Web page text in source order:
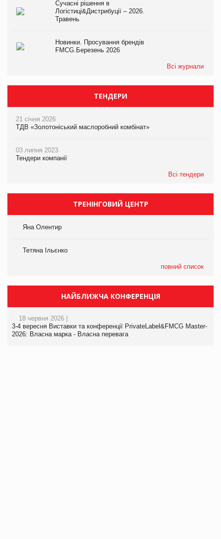
Сучасні рішення в
Логістиці&Дистрибуції – 2026.
Травень
Новинки. Просування брендів
FMCG.Березень 2026
Всі журнали
ТЕНДЕРИ
21 січня 2026
ТДВ «Золотоніський маслоробний комбінат»
03 липня 2023
Тендери компанії
Всі тендери
ТРЕНІНГОВИЙ ЦЕНТР
Яна Олентир
Тетяна Ільєнко
повний список
НАЙБЛИЖЧА КОНФЕРЕНЦІЯ
18 червня 2026 |
3-4 вересня Виставки та конференції PrivateLabel&FMCG Master-
2026: Власна марка - Власна перевага